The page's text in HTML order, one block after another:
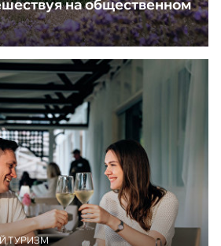
на общественном
ТУРИЗМ